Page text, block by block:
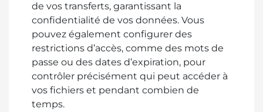
de vos transferts, garantissant la
confidentialité de vos données. Vous
pouvez également configurer des
restrictions d’accès, comme des mots de
passe ou des dates d’expiration, pour
contrôler précisément qui peut accéder à
vos fichiers et pendant combien de
temps.